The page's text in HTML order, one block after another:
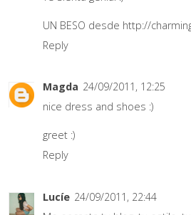
UN BESO desde http://
Reply
Magda 24/09/2011, 12:25
nice dress and shoes :)
greet :)
Reply
Lucíe 24/09/2011, 22:44